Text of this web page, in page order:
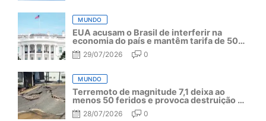
MUNDO
EUA acusam o Brasil de interferir na
economia do país e mantêm tarifa de 50%
por mais um ano
29/07/2026 0
MUNDO
Terremoto de magnitude 7,1 deixa ao
menos 50 feridos e provoca destruição no
Japão
28/07/2026 0